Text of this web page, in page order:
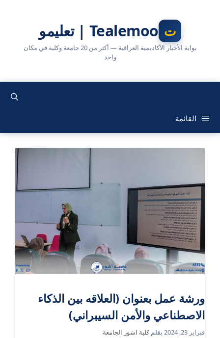
Tealemoo | تعليمو
بوابة الأخبار الأكاديمية العراقية — أكثر من 20 جامعة وكلية في مكان
واحد
القائمة
ورشة عمل بعنوان (العلاقه بين الذكاء
الاصطناعي والأمن السيبراني)
فبراير 23, 2024 بقلمكلية اشور الجامعة